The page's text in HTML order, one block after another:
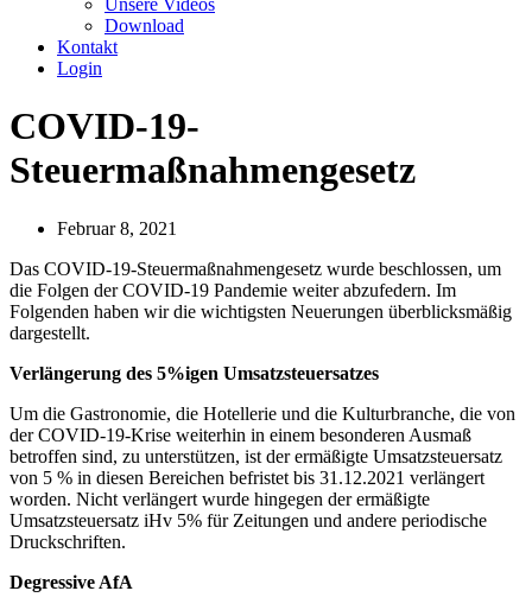
Unsere Videos
Download
Kontakt
Login
COVID-19-
Steuermaßnahmengesetz
Februar 8, 2021
Das COVID-19-Steuermaßnahmengesetz wurde beschlossen, um
die Folgen der COVID-19 Pandemie weiter abzufedern. Im
Folgenden haben wir die wichtigsten Neuerungen überblicksmäßig
dargestellt.
Verlängerung des 5%igen Umsatzsteuersatzes
Um die Gastronomie, die Hotellerie und die Kulturbranche, die von
der COVID-19-Krise weiterhin in einem besonderen Ausmaß
betroffen sind, zu unterstützen, ist der ermäßigte Umsatzsteuersatz
von 5 % in diesen Bereichen befristet bis 31.12.2021 verlängert
worden. Nicht verlängert wurde hingegen der ermäßigte
Umsatzsteuersatz iHv 5% für Zeitungen und andere periodische
Druckschriften.
Degressive AfA